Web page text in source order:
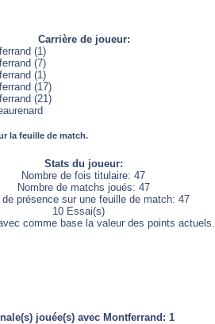
Carrière de joueur:
(1)
(7)
(1)
(17)
(21)
la feuille de match.
Stats du joueur:
Nombre de fois titulaire: 47
Nombre de matchs joués: 47
de présence sur une feuille de match: 47
10 Essai(s)
comme base la valeur des points actuels.
jouée(s) avec Montferrand: 1